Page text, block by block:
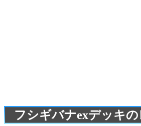
フシギバナexデッキ